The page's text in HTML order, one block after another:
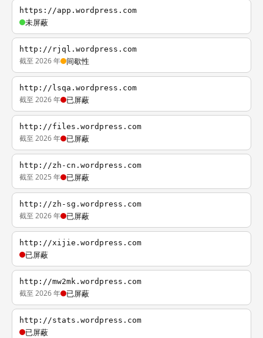
https://app.wordpress.com
未屏蔽
http://rjql.wordpress.com
截至 2026 年 间歇性
http://lsqa.wordpress.com
截至 2026 年 已屏蔽
http://files.wordpress.com
截至 2026 年 已屏蔽
http://zh-cn.wordpress.com
截至 2025 年 已屏蔽
http://zh-sg.wordpress.com
截至 2026 年 已屏蔽
http://xijie.wordpress.com
已屏蔽
http://mw2mk.wordpress.com
截至 2026 年 已屏蔽
http://stats.wordpress.com
已屏蔽